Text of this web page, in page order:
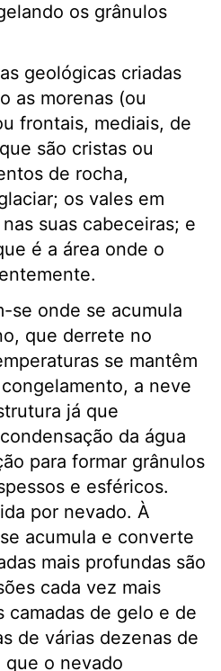
os grânulos
geológicas criadas
as morenas (ou
frontais, mediais, de
são cristas ou
de rocha,
os vales em
suas cabeceiras; e
é a área onde o
se onde se acumula
que derrete no
se mantêm
a neve
já que
da água
para formar grânulos
e esféricos.
por nevado. À
acumula e converte
mais profundas são
cada vez mais
camadas de gelo e de
de várias dezenas de
o nevado